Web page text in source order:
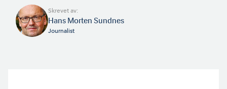
Skrevet av:
Hans Morten Sundnes
Journalist